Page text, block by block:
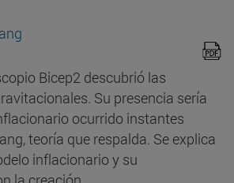
Bicep2 descubrió las
Su presencia sería
ocurrido instantes
teoría que respalda. Se explica
inflacionario y su